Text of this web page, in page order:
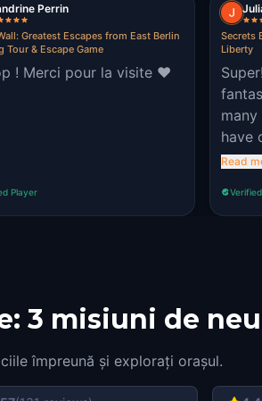
Perrin
Greatest Escapes from East Berlin
Tour & Escape Game
! Merci pour la visite ♥️
Player
Secrets
Liberty
have
really
the
Read
3 misiuni de
împreună și explorați orașul.